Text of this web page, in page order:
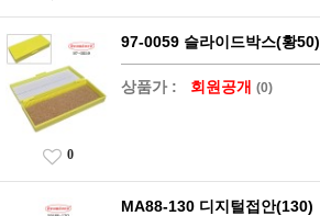
97-0059 슬라이드박스(황50)
상품가 : 회원공개 (0)
0
MA88-130 디지털접안(130)